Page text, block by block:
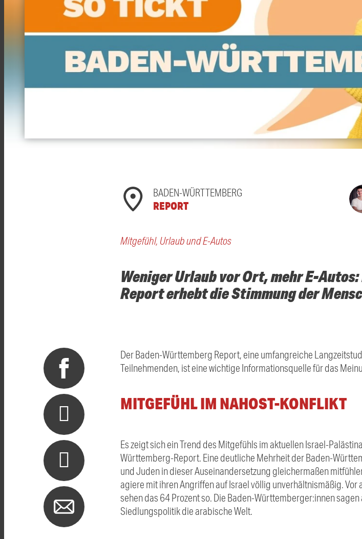
BADEN-WÜRTTEMBERG
REPORT
Mitgefühl, Urlaub und E-Autos
Weniger Urlaub vor Ort, mehr E-
Report erhebt die Stimmung der
Der Baden-Württemberg Report, eine umfangreiche
Teilnehmenden, ist eine wichtige Informationsquelle für das
MITGEFÜHL IM NAHOST-KONFLIKT
Es zeigt sich ein Trend des Mitgefühls im aktuellen Israel-
Württemberg-Report. Eine deutliche Mehrheit der Baden-
und Juden in dieser Auseinandersetzung gleichermaßen
agiere mit ihren Angriffen auf Israel völlig unverhältnismäßig.
sehen das 64 Prozent so. Die Baden-Württemberger:innen
Siedlungspolitik die arabische Welt.